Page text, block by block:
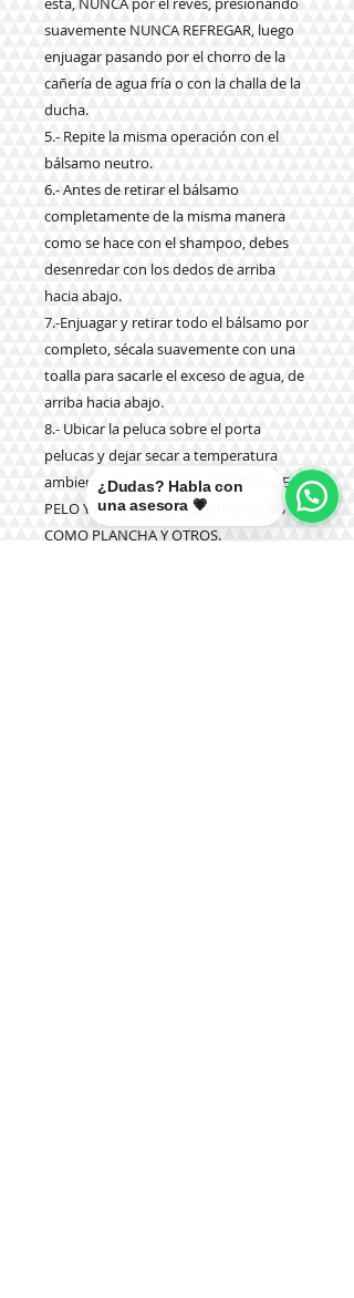
suavemente NUNCA REFREGAR, luego
enjuagar pasando por el chorro de la
cañería de agua fría o con la challa de la
ducha.
5.- Repite la misma operación con el
bálsamo neutro.
6.- Antes de retirar el bálsamo
completamente de la misma manera
como se hace con el shampoo, debes
desenredar con los dedos de arriba
hacia abajo.
7.-Enjuagar y retirar todo el bálsamo por
completo, sécala suavemente con una
toalla para sacarle el exceso de agua, de
arriba hacia abajo.
8.- Ubicar la peluca sobre el porta
pelucas y dejar secar a temperatura
ambiente. NUNCA USAR SECADOR DE
PELO Y ARTEFACTOS ELECTRÓNICOS
COMO PLANCHA Y OTROS.
¿Dudas? Habla con
una asesora 💗